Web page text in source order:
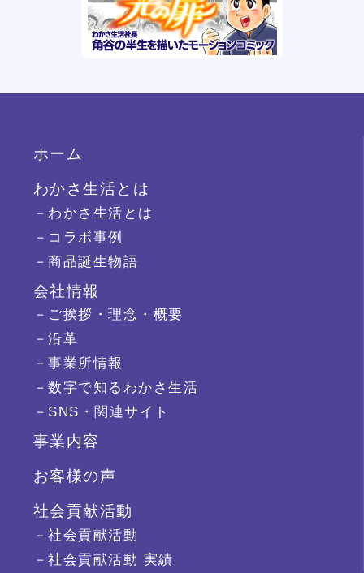
ホーム
わかさ生活とは
－わかさ生活とは
－コラボ事例
－商品誕生物語
会社情報
－ご挨拶・理念・概要
－沿革
－事業所情報
－数字で知るわかさ生活
－SNS・関連サイト
事業内容
お客様の声
社会貢献活動
－社会貢献活動
－社会貢献活動 実績